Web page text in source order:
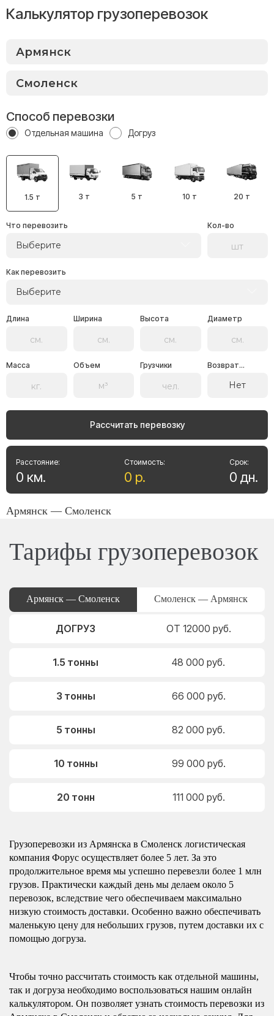
Калькулятор грузоперевозок
Способ перевозки
Отдельная машина Догруз
1.5 т 3 т 5 т 10 т 20 т
Что перевозить
Выберите
Кол-во
Как перевозить
Выберите
Длина Ширина Высота Диаметр
Масса Объем Грузчики Возврат...
Нет
Рассчитать перевозку
Стоимость:
0 р.
Расстояние:
0 км.
Срок:
0 дн.
Армянск — Смоленск
Тарифы грузоперевозок
Армянск — Смоленск Смоленск — Армянск
ДОГРУЗ ОТ 12000 руб.
1.5 тонны 48 000 руб.
3 тонны 66 000 руб.
5 тонны 82 000 руб.
10 тонны 99 000 руб.
20 тонн 111 000 руб.
Грузоперевозки из Армянска в Смоленск логистическая
компания Форус осуществляет более 5 лет. За это
продолжительное время мы успешно перевезли более 1 млн
грузов. Практически каждый день мы делаем около 5
перевозок, вследствие чего обеспечиваем максимально
низкую стоимость доставки. Особенно важно обеспечивать
маленькую цену для небольших грузов, путем доставки их с
помощью догруза.
Чтобы точно рассчитать стоимость как отдельной машины,
так и догруза необходимо воспользоваться нашим онлайн
калькулятором. Он позволяет узнать стоимость перевозки из